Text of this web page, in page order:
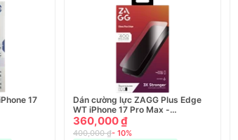
17
Dán cường lực ZAGG Plus Edge
WT iPhone 17 Pro Max -
100120395
360,000 ₫
400,000 ₫- 10%